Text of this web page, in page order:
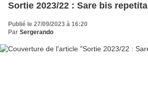
Sortie 2023/22 : Sare bis repetita
Publié le 27/09/2023 à 16:20
Par Sergerando